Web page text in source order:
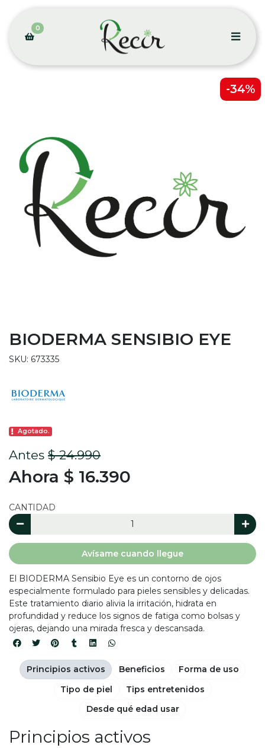
0
-34%
BIODERMA SENSIBIO EYE
SKU: 673335
Agotado.
Antes $ 24.990
Ahora $ 16.390
CANTIDAD
Avísame cuando llegue
El BIODERMA Sensibio Eye es un contorno de ojos
especialmente formulado para pieles sensibles y delicadas.
Este tratamiento diario alivia la irritación, hidrata en
profundidad y reduce los signos de fatiga como bolsas y
ojeras, dejando una mirada fresca y descansada.
Principios activos
Principios activos Beneficios
Forma de uso
Tipo de piel
Tips entretenidos
Desde qué edad usar